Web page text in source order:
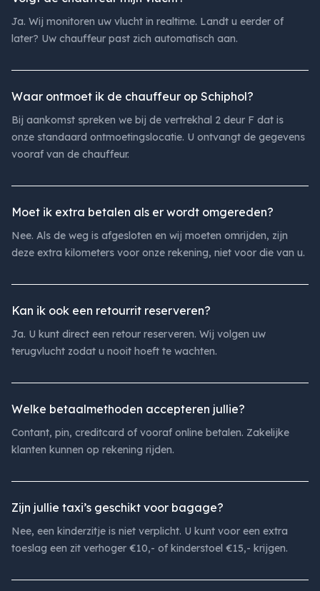
Ja. Wij monitoren uw vlucht in realtime. Landt u eerder of
later? Uw chauffeur past zich automatisch aan.
Waar ontmoet ik de chauffeur op Schiphol?
Bij aankomst spreken we bij de vertrekhal 2 deur F dat is
onze standaard ontmoetingslocatie. U ontvangt de gegevens
vooraf van de chauffeur.
Moet ik extra betalen als er wordt omgereden?
Nee. Als de weg is afgesloten en wij moeten omrijden, zijn
deze extra kilometers voor onze rekening, niet voor die van u.
Kan ik ook een retourrit reserveren?
Ja. U kunt direct een retour reserveren. Wij volgen uw
terugvlucht zodat u nooit hoeft te wachten.
Welke betaalmethoden accepteren jullie?
Contant, pin, creditcard of vooraf online betalen. Zakelijke
klanten kunnen op rekening rijden.
Zijn jullie taxi’s geschikt voor bagage?
Nee, een kinderzitje is niet verplicht. U kunt voor een extra
toeslag een zit verhoger €10,- of kinderstoel €15,- krijgen.